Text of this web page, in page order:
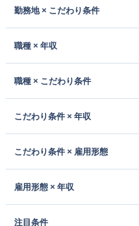
勤務地 × こだわり条件
職種 × 年収
職種 × こだわり条件
こだわり条件 × 年収
こだわり条件 × 雇用形態
雇用形態 × 年収
注目条件